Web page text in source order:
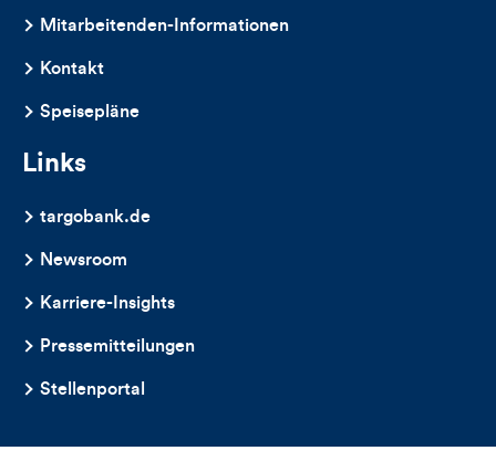
Mitarbeitenden-Informationen
Kontakt
Speisepläne
Links
targobank.de
Newsroom
Karriere-Insights
Pressemitteilungen
Stellenportal